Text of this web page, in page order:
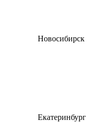
Новосибирск
Екатеринбург